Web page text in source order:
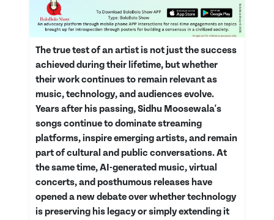
The true test of an artist is not just the success
achieved during their lifetime, but whether
their work continues to remain relevant as
music, technology, and audiences evolve.
Years after his passing, Sidhu Moosewala's
songs continue to dominate streaming
platforms, inspire emerging artists, and remain
part of cultural and public conversations. At
the same time, AI-generated music, virtual
concerts, and posthumous releases have
opened a new debate over whether technology
is preserving his legacy or simply extending it